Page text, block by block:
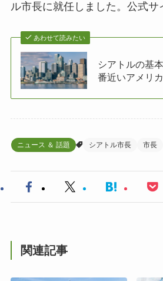
ル市長に就任しました。公式サ
あわせて読みたい
シアトルの基
番近いアメリ
ニュース ＆ 話題 シアトル市長 市長
関連記事